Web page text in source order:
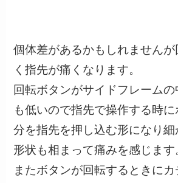
個体差があるかもしれませんが
く指先が痛くなります。
回転ボタンがサイドフレームの
も低いので指先で操作する時
分を指先を押し込む形になり
形状も相まって痛みを感じます
またボタンが回転するときに